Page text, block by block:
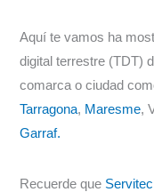
Aquí te vamos ha
digital terrestre (TDT)
comarca o ciudad
Tarragona, Maresme,
Garraf.
Recuerde que